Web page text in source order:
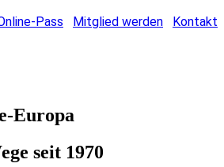
Pass Mitglied werden Kontakt
Europa
seit 1970